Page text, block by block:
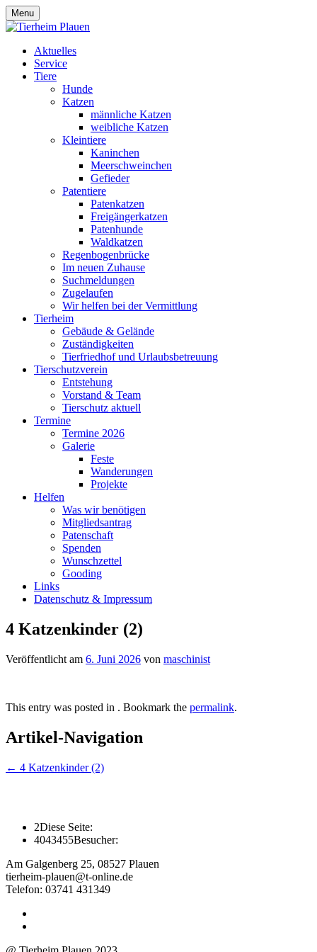
Menu
Aktuelles
Service
Tiere
Hunde
Katzen
männliche Katzen
weibliche Katzen
Kleintiere
Kaninchen
Meerschweinchen
Gefieder
Patentiere
Patenkatzen
Freigängerkatzen
Patenhunde
Waldkatzen
Regenbogenbrücke
Im neuen Zuhause
Suchmeldungen
Zugelaufen
Wir helfen bei der Vermittlung
Tierheim
Gebäude & Gelände
Zuständigkeiten
Tierfriedhof und Urlaubsbetreuung
Tierschutzverein
Entstehung
Vorstand & Team
Tierschutz aktuell
Termine
Termine 2026
Galerie
Feste
Wanderungen
Projekte
Helfen
Was wir benötigen
Mitgliedsantrag
Patenschaft
Spenden
Wunschzettel
Gooding
Links
Datenschutz & Impressum
4 Katzenkinder (2)
Veröffentlicht am 6. Juni 2026 von maschinist
This entry was posted in . Bookmark the permalink.
Artikel-Navigation
← 4 Katzenkinder (2)
2Diese Seite:
4043455Besucher:
Am Galgenberg 25, 08527 Plauen
tierheim-plauen@t-online.de
Telefon: 03741 431349